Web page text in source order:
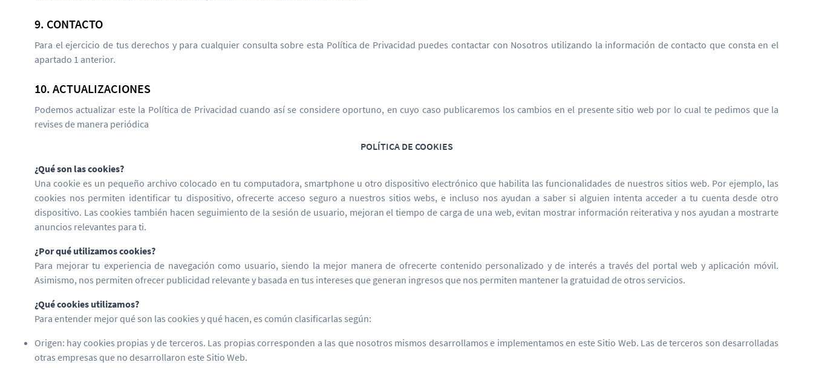
9. CONTACTO
Para el ejercicio de tus derechos y para cualquier consulta sobre esta Política de Privacidad puedes contactar con Nosotros utilizando la información de contacto que consta en el
apartado 1 anterior.
10. ACTUALIZACIONES
Podemos actualizar este la Política de Privacidad cuando así se considere oportuno, en cuyo caso publicaremos los cambios en el presente sitio web por lo cual te pedimos que la
revises de manera periódica
POLÍTICA DE COOKIES
¿Qué son las cookies?
Una cookie es un pequeño archivo colocado en tu computadora, smartphone u otro dispositivo electrónico que habilita las funcionalidades de nuestros sitios web. Por ejemplo, las
cookies nos permiten identificar tu dispositivo, ofrecerte acceso seguro a nuestros sitios webs, e incluso nos ayudan a saber si alguien intenta acceder a tu cuenta desde otro
dispositivo. Las cookies también hacen seguimiento de la sesión de usuario, mejoran el tiempo de carga de una web, evitan mostrar información reiterativa y nos ayudan a mostrarte
anuncios relevantes para ti.
¿Por qué utilizamos cookies?
Para mejorar tu experiencia de navegación como usuario, siendo la mejor manera de ofrecerte contenido personalizado y de interés a través del portal web y aplicación móvil.
Asimismo, nos permiten ofrecer publicidad relevante y basada en tus intereses que generan ingresos que nos permiten mantener la gratuidad de otros servicios.
¿Qué cookies utilizamos?
Para entender mejor qué son las cookies y qué hacen, es común clasificarlas según:
Origen: hay cookies propias y de terceros. Las propias corresponden a las que nosotros mismos desarrollamos e implementamos en este Sitio Web. Las de terceros son desarrolladas
otras empresas que no desarrollaron este Sitio Web.